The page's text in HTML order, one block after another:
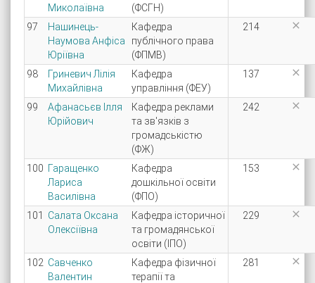
Миколаївна
(ФСГН)
97
Нашинець-
Наумова Анфіса
Юріївна
Кафедра
публічного права
(ФПМВ)
214 
98
Гриневич Лілія
Михайлівна
Кафедра
управління (ФЕУ)
137 
99
Афанасьєв Ілля
Юрійович
Кафедра реклами
та зв'язків з
громадськістю
(ФЖ)
242 
100 Гаращенко
Лариса
Василівна
Кафедра
дошкільної освіти
(ФПО)
153 
101
Салата Оксана
Олексіївна
Кафедра історичної
та громадянської
освіти (ІПО)
229 
102 Савченко
Валентин
Кафедра фізичної
терапії та
281 